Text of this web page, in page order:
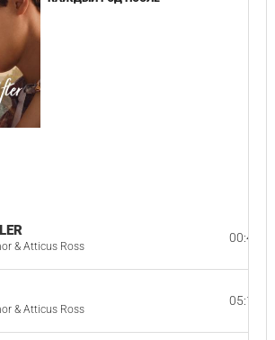
& Atticus Ross
00:47
& Atticus Ross
05:14